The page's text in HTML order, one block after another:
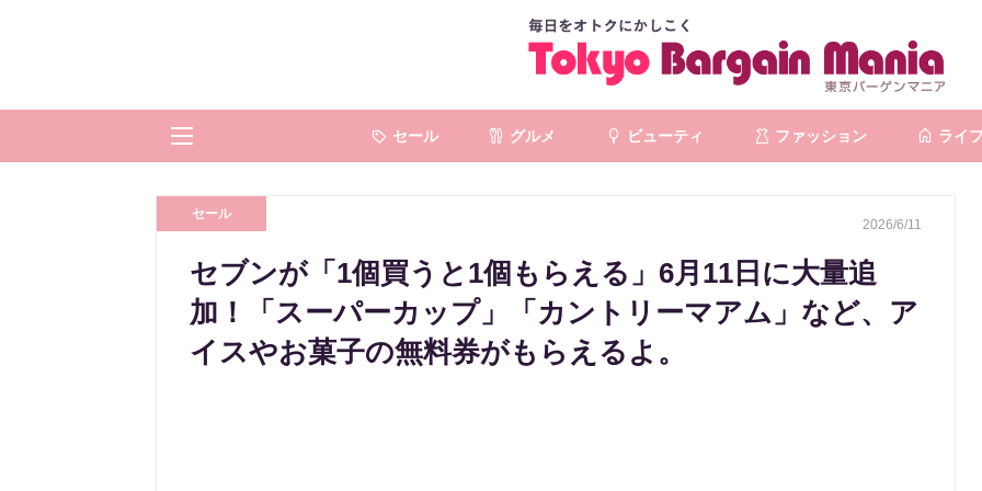
セール グルメ ビューティ ファッション ライフ
セール
2026/6/11
セブンが「1個買うと1個もらえる」6月11日に大量追
加！「スーパーカップ」「カントリーマアム」など、ア
イスやお菓子の無料券がもらえるよ。